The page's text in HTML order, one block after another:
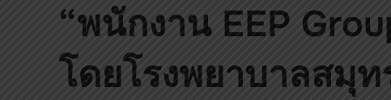
“พนักงาน EEP
โดยโรงพยาบาลสมุท